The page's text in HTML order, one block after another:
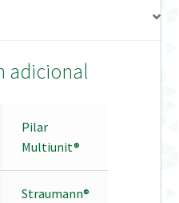
adicional
Pilar
Multiunit®
Straumann®